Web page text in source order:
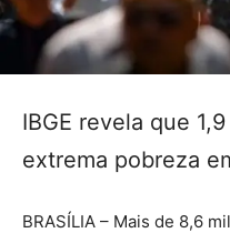
IBGE revela que
extrema pobreza
BRASÍLIA – Mais de 8,6